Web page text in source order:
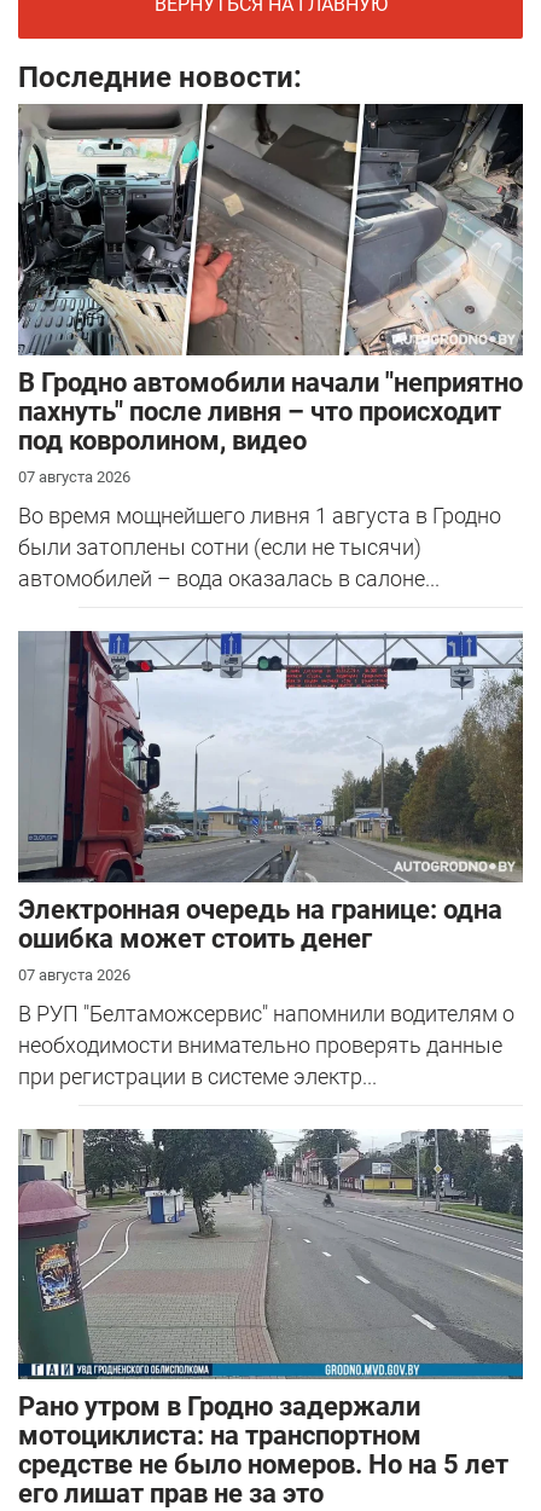
Последние новости:
В Гродно автомобили начали "неприятно
пахнуть" после ливня – что происходит
под ковролином, видео
07 августа 2026
Во время мощнейшего ливня 1 августа в Гродно
были затоплены сотни (если не тысячи)
автомобилей – вода оказалась в салоне...
Электронная очередь на границе: одна
ошибка может стоить денег
07 августа 2026
В РУП "Белтаможсервис" напомнили водителям о
необходимости внимательно проверять данные
при регистрации в системе электр...
Рано утром в Гродно задержали
мотоциклиста: на транспортном
средстве не было номеров. Но на 5 лет
его лишат прав не за это